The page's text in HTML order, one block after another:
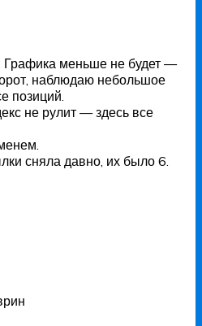
Графика меньше не будет —
наблюдаю небольшое
позиций.
не рулит — здесь все
сняла давно, их было 6.